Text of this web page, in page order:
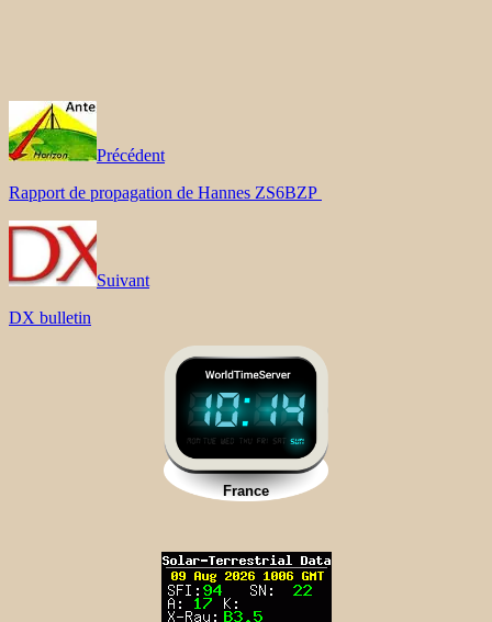
Précédent
Rapport de propagation de Hannes ZS6BZP
Suivant
DX bulletin